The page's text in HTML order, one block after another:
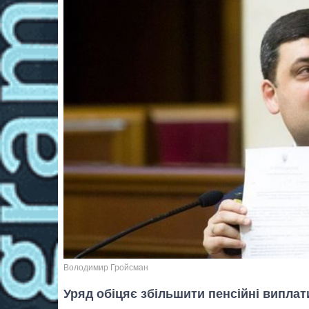
Володимир Гройсман
Уряд обіцяє збільшити пенсійні